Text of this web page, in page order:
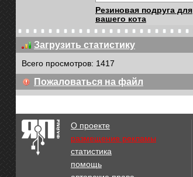
Резиновая подруга для
вашего кота
01:10
Когда кот против того
Загрузить статистику
Всего просмотров: 1417
Пожаловаться на файл
О проекте
размещение рекламы
статистика
помощь